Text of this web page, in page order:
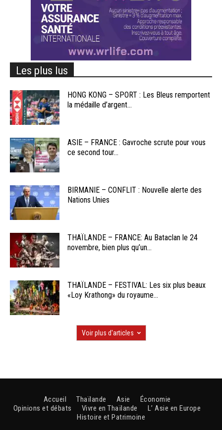
Les plus lus
HONG KONG – SPORT : Les Bleus remportent
la médaille d’argent...
ASIE – FRANCE : Gavroche scrute pour vous
ce second tour...
BIRMANIE – CONFLIT : Nouvelle alerte des
Nations Unies
THAÏLANDE – FRANCE: Au Bataclan le 24
novembre, bien plus qu’un...
THAÏLANDE – FESTIVAL: Les six plus beaux
«Loy Krathong» du royaume...
Voir plus d'articles
Accueil Thaïlande Asie
Économie
Opinions et débats
Vivre en Thaïlande
L’ Asie en Europe
Histoire et Patrimoine